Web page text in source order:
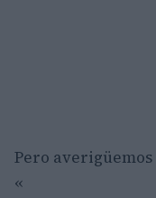
Pero averigüemos
«